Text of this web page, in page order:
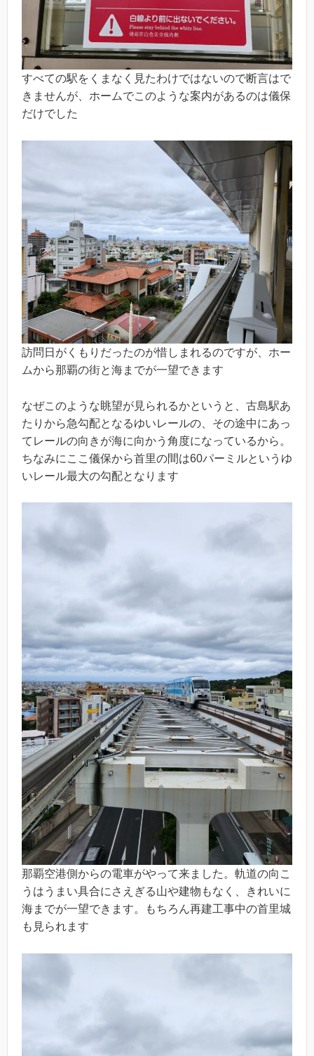
すべての駅をくまなく見たわけではないので断言はで
きませんが、ホームでこのような案内があるのは儀保
だけでした
訪問日がくもりだったのが惜しまれるのですが、ホー
ムから那覇の街と海までが一望できます
なぜこのような眺望が見られるかというと、古島駅あ
たりから急勾配となるゆいレールの、その途中にあっ
てレールの向きが海に向かう角度になっているから。
ちなみにここ儀保から首里の間は60パーミルというゆ
いレール最大の勾配となります
那覇空港側からの電車がやって来ました。軌道の向こ
うはうまい具合にさえぎる山や建物もなく、きれいに
海までが一望できます。もちろん再建工事中の首里城
も見られます